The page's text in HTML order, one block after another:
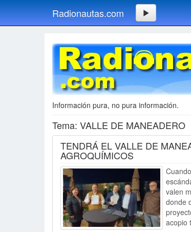
Radionautas.com
Información pura, no pura información.
Tema: VALLE DE MANEADERO
TENDRÁ EL VALLE DE
AGROQUÍMICOS
valen
donde
acopio